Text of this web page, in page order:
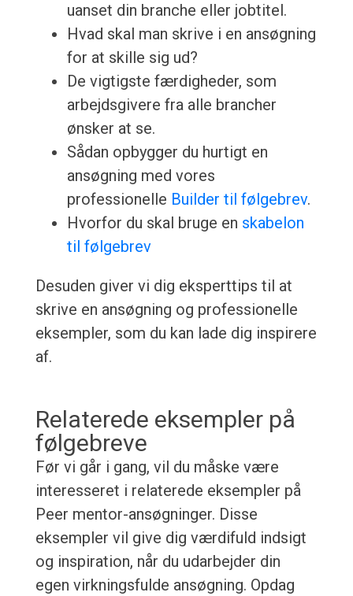
uanset din branche eller jobtitel.
Hvad skal man skrive i en ansøgning
for at skille sig ud?
De vigtigste færdigheder, som
arbejdsgivere fra alle brancher
ønsker at se.
Sådan opbygger du hurtigt en
ansøgning med vores
professionelle Builder til følgebrev.
Hvorfor du skal bruge en skabelon
til følgebrev
Desuden giver vi dig eksperttips til at
skrive en ansøgning og professionelle
eksempler, som du kan lade dig inspirere
af.
Relaterede eksempler på
følgebreve
Før vi går i gang, vil du måske være
interesseret i relaterede eksempler på
Peer mentor-ansøgninger. Disse
eksempler vil give dig værdifuld indsigt
og inspiration, når du udarbejder din
egen virkningsfulde ansøgning. Opdag